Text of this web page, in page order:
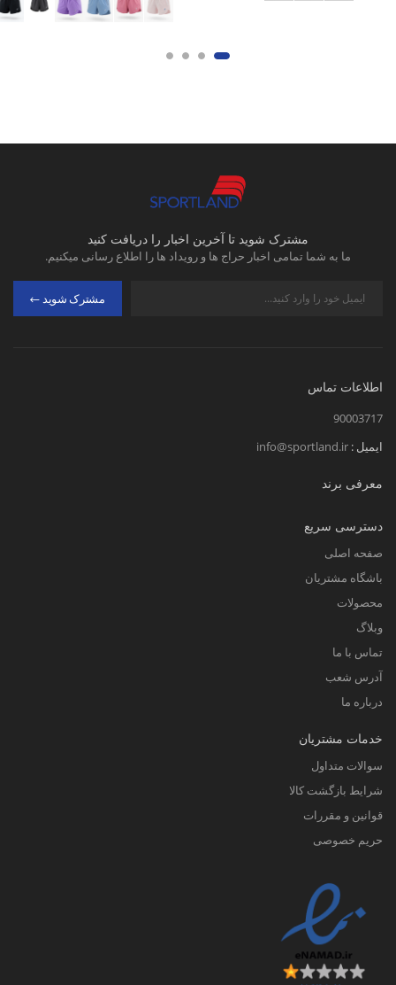
مشترک شوید تا آخرین اخبار را دریافت کنید
ما به شما تمامی اخبار حراج ها و رویداد ها را اطلاع رسانی میکنیم.
مشترک شوید
اطلاعات تماس
90003717
ایمیل : info@sportland.ir
معرفی برند
دسترسی سریع
صفحه اصلی
باشگاه مشتریان
محصولات
وبلاگ
تماس با ما
آدرس شعب
درباره ما
خدمات مشتریان
سوالات متداول
شرایط بازگشت کالا
قوانین و مقررات
حریم خصوصی